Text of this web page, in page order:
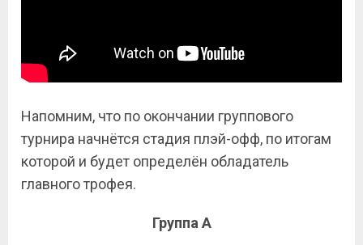
Напомним, что по окончании группового
турнира начнётся стадия плэй-офф, по итогам
которой и будет определён обладатель
главного трофея.
Группа А